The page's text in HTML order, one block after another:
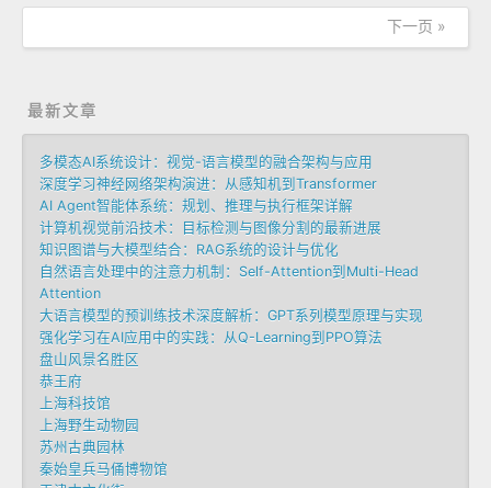
下一页 »
最新文章
多模态AI系统设计：视觉-语言模型的融合架构与应用
深度学习神经网络架构演进：从感知机到Transformer
AI Agent智能体系统：规划、推理与执行框架详解
计算机视觉前沿技术：目标检测与图像分割的最新进展
知识图谱与大模型结合：RAG系统的设计与优化
自然语言处理中的注意力机制：Self-Attention到Multi-Head
Attention
大语言模型的预训练技术深度解析：GPT系列模型原理与实现
强化学习在AI应用中的实践：从Q-Learning到PPO算法
盘山风景名胜区
恭王府
上海科技馆
上海野生动物园
苏州古典园林
秦始皇兵马俑博物馆